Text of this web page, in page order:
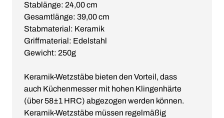
Stablänge: 24,00 cm
Gesamtlänge: 39,00 cm
Stabmaterial: Keramik
Griffmaterial: Edelstahl
Gewicht: 250g
Keramik-Wetzstäbe bieten den Vorteil, dass
auch Küchenmesser mit hohen Klingenhärte
(über 58±1 HRC) abgezogen werden können.
Keramik-Wetzstäbe müssen regelmäßig